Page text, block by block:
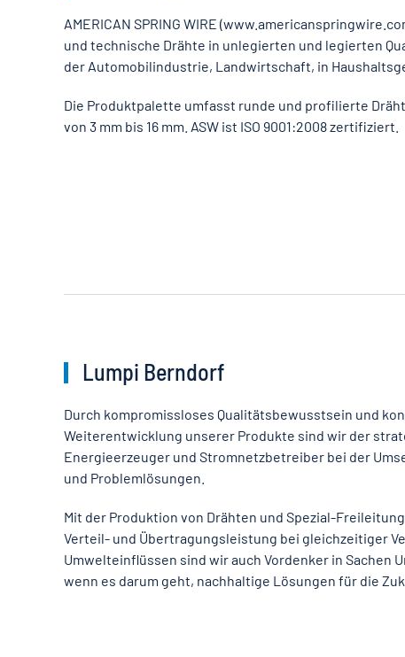
AMERICAN SPRING WIRE
und technische Drähte in unlegierten und legierten
der Automobilindustrie, Landwirtschaft, in
Die Produktpalette umfasst runde und profilierte
von 3 mm bis 16 mm. ASW ist ISO 9001:2008 zertifiziert.
Lumpi Berndorf
Durch kompromissloses Qualitätsbewusstsein und
Weiterentwicklung unserer Produkte sind wir der
Energieerzeuger und Stromnetzbetreiber bei der
und Problemlösungen.
Mit der Produktion von Drähten und Spezial-
Verteil- und Übertragungsleistung bei gleichzeitiger
Umwelteinflüssen sind wir auch Vordenker in Sachen
wenn es darum geht, nachhaltige Lösungen für die